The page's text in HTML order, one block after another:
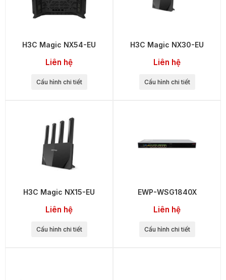
H3C Magic NX54-EU
Liên hệ
Cấu hình chi tiết
H3C Magic NX30-EU
Liên hệ
Cấu hình chi tiết
H3C Magic NX15-EU
Liên hệ
Cấu hình chi tiết
EWP-WSG1840X
Liên hệ
Cấu hình chi tiết